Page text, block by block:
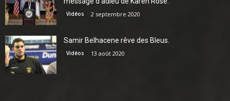
Vidéos 2 septembre 2020
Samir Belhacene rêve des Bleus.
Vidéos 13 août 2020